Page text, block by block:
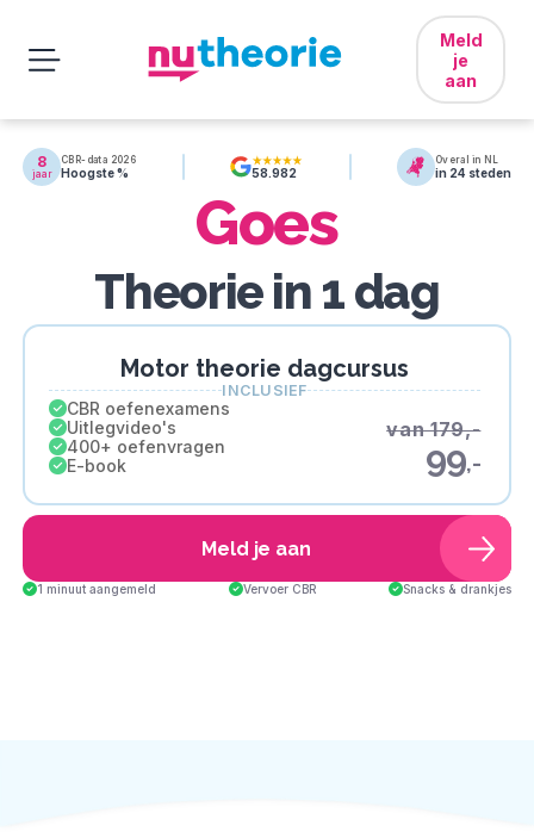
Meld
je
aan
8
jaar
CBR-data 2026
Hoogste % 58.982
Overal in NL
in 24 steden
Goes
Theorie in 1 dag
Motor theorie dagcursus
INCLUSIEF
CBR oefenexamens
Uitlegvideo's
400+ oefenvragen
E-book
van 179,-
99,-
Meld je aan
1 minuut aangemeld Vervoer CBR Snacks & drankjes